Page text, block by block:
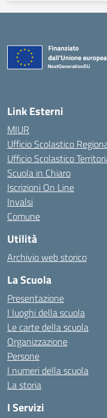
Link Esterni
MIUR
Ufficio Scolastico
Ufficio Scolastico
Scuola in Chiaro
Iscrizioni On Line
Invalsi
Comune
Utilità
Archivio web storico
La Scuola
Presentazione
I luoghi della scuola
Le carte della scuola
Organizzazione
Persone
I numeri della scuola
La storia
I Servizi